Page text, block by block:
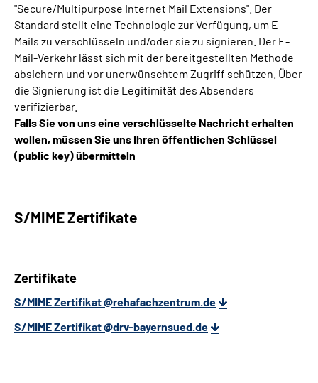
"Secure/Multipurpose Internet Mail Extensions". Der
Standard stellt eine Technologie zur Verfügung, um E-
Mails zu verschlüsseln und/oder sie zu signieren. Der E-
Mail-Verkehr lässt sich mit der bereitgestellten Methode
absichern und vor unerwünschtem Zugriff schützen. Über
die Signierung ist die Legitimität des Absenders
verifizierbar.
Falls Sie von uns eine verschlüsselte Nachricht erhalten
wollen, müssen Sie uns Ihren öffentlichen Schlüssel
(public key) übermitteln
S/MIME Zertifikate
Zertifikate
S/MIME Zertifikat @rehafachzentrum.de
S/MIME Zertifikat @drv-bayernsued.de